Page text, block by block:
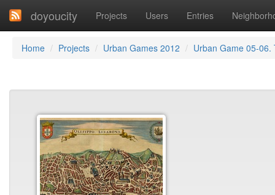
doyoucity Projects Users Entries
Home Projects Urban Games 2012 Urban Game 05-06.